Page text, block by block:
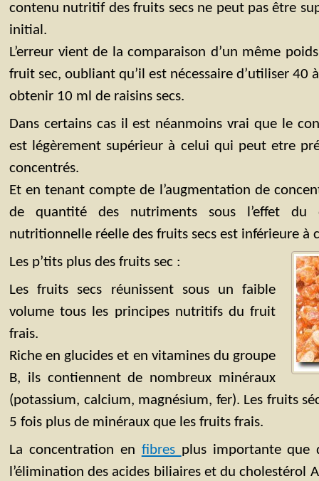
contenu nutritif des fruits secs ne peut pas être
initial.
L’erreur vient de la comparaison d’un même
fruit sec, oubliant qu’il est nécessaire d’utiliser 40
obtenir 10 ml de raisins secs.
Dans certains cas il est néanmoins vrai que le
est légèrement supérieur à celui qui peut etre
concentrés.
Et en tenant compte de l’augmentation de
de quantité des nutriments sous l’effet du
nutritionnelle réelle des fruits secs est inférieure à
Les p’tits plus des fruits sec :
Les fruits secs réunissent sous un faible
volume tous les principes nutritifs du fruit
frais.
Riche en glucides et en vitamines du groupe
B, ils contiennent de nombreux minéraux
(potassium, calcium, magnésium, fer). Les fruits
5 fois plus de minéraux que les fruits frais.
La concentration en fibres plus importante que
l’élimination des acides biliaires et du cholestérol